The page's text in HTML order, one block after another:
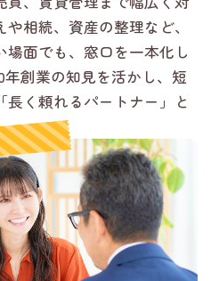
相続、資産の整理など、
面でも、窓口を一本化し
年創業の知見を活かし、短
く頼れるパートナー」と